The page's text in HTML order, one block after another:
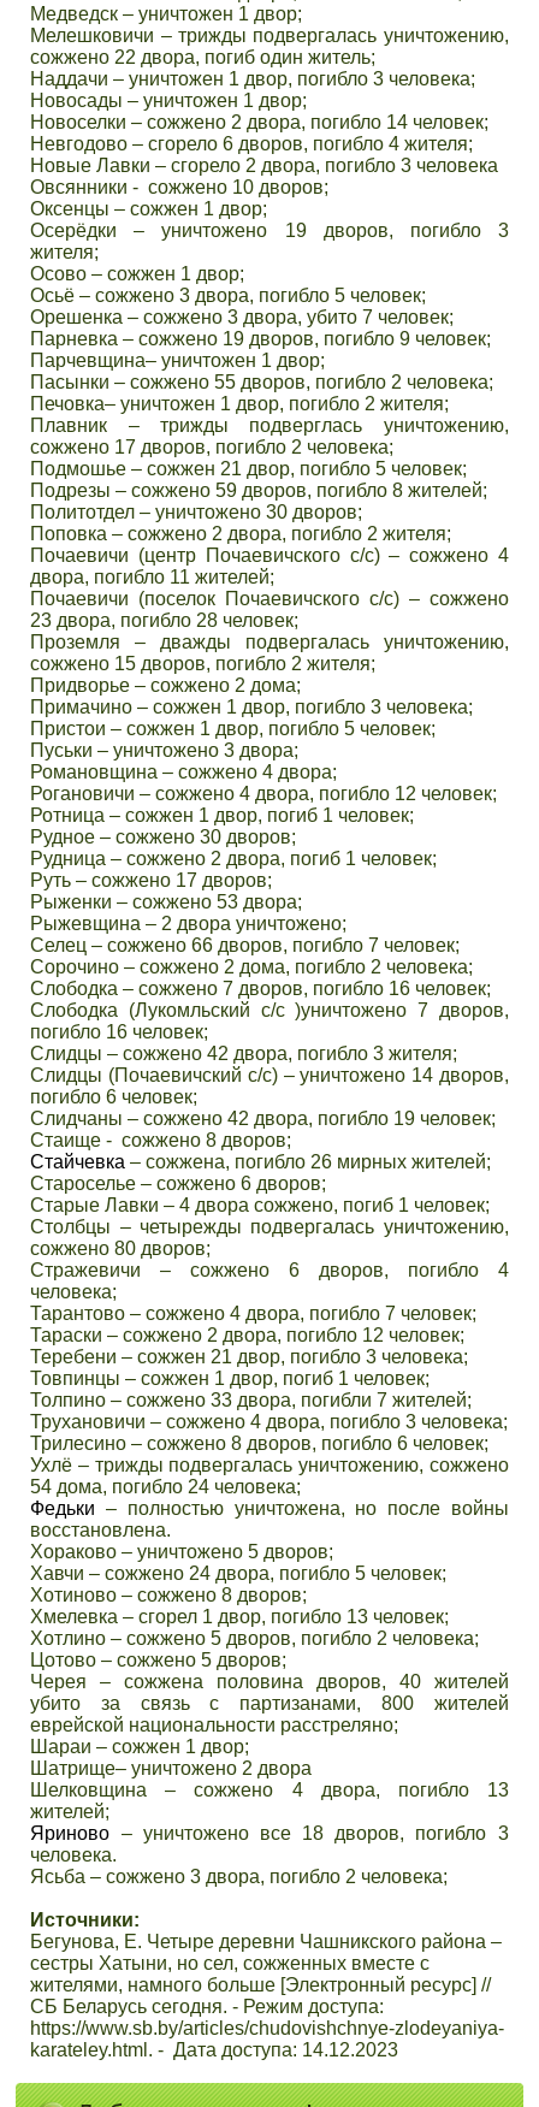
Медведск – уничтожен 1 двор;
Мелешковичи – трижды подвергалась уничтожению,
сожжено 22 двора, погиб один житель;
Наддачи – уничтожен 1 двор, погибло 3 человека;
Новосады – уничтожен 1 двор;
Новоселки – сожжено 2 двора, погибло 14 человек;
Невгодово – сгорело 6 дворов, погибло 4 жителя;
Новые Лавки – сгорело 2 двора, погибло 3 человека
Овсянники - сожжено 10 дворов;
Оксенцы – сожжен 1 двор;
Осерёдки – уничтожено 19 дворов, погибло 3
жителя;
Осово – сожжен 1 двор;
Осьё – сожжено 3 двора, погибло 5 человек;
Орешенка – сожжено 3 двора, убито 7 человек;
Парневка – сожжено 19 дворов, погибло 9 человек;
Парчевщина– уничтожен 1 двор;
Пасынки – сожжено 55 дворов, погибло 2 человека;
Печовка– уничтожен 1 двор, погибло 2 жителя;
Плавник – трижды подверглась уничтожению,
сожжено 17 дворов, погибло 2 человека;
Подмошье – сожжен 21 двор, погибло 5 человек;
Подрезы – сожжено 59 дворов, погибло 8 жителей;
Политотдел – уничтожено 30 дворов;
Поповка – сожжено 2 двора, погибло 2 жителя;
Почаевичи (центр Почаевичского с/с) – сожжено 4
двора, погибло 11 жителей;
Почаевичи (поселок Почаевичского с/с) – сожжено
23 двора, погибло 28 человек;
Проземля – дважды подвергалась уничтожению,
сожжено 15 дворов, погибло 2 жителя;
Придворье – сожжено 2 дома;
Примачино – сожжен 1 двор, погибло 3 человека;
Пристои – сожжен 1 двор, погибло 5 человек;
Пуськи – уничтожено 3 двора;
Романовщина – сожжено 4 двора;
Рогановичи – сожжено 4 двора, погибло 12 человек;
Ротница – сожжен 1 двор, погиб 1 человек;
Рудное – сожжено 30 дворов;
Рудница – сожжено 2 двора, погиб 1 человек;
Руть – сожжено 17 дворов;
Рыженки – сожжено 53 двора;
Рыжевщина – 2 двора уничтожено;
Селец – сожжено 66 дворов, погибло 7 человек;
Сорочино – сожжено 2 дома, погибло 2 человека;
Слободка – сожжено 7 дворов, погибло 16 человек;
Слободка (Лукомльский с/с )уничтожено 7 дворов,
погибло 16 человек;
Слидцы – сожжено 42 двора, погибло 3 жителя;
Слидцы (Почаевичский с/с) – уничтожено 14 дворов,
погибло 6 человек;
Слидчаны – сожжено 42 двора, погибло 19 человек;
Стаище - сожжено 8 дворов;
Стайчевка – сожжена, погибло 26 мирных жителей;
Староселье – сожжено 6 дворов;
Старые Лавки – 4 двора сожжено, погиб 1 человек;
Столбцы – четырежды подвергалась уничтожению,
сожжено 80 дворов;
Стражевичи – сожжено 6 дворов, погибло 4
человека;
Тарантово – сожжено 4 двора, погибло 7 человек;
Тараски – сожжено 2 двора, погибло 12 человек;
Теребени – сожжен 21 двор, погибло 3 человека;
Товпинцы – сожжен 1 двор, погиб 1 человек;
Толпино – сожжено 33 двора, погибли 7 жителей;
Трухановичи – сожжено 4 двора, погибло 3 человека;
Трилесино – сожжено 8 дворов, погибло 6 человек;
Ухлё – трижды подвергалась уничтожению, сожжено
54 дома, погибло 24 человека;
Федьки – полностью уничтожена, но после войны
восстановлена.
Хораково – уничтожено 5 дворов;
Хавчи – сожжено 24 двора, погибло 5 человек;
Хотиново – сожжено 8 дворов;
Хмелевка – сгорел 1 двор, погибло 13 человек;
Хотлино – сожжено 5 дворов, погибло 2 человека;
Цотово – сожжено 5 дворов;
Черея – сожжена половина дворов, 40 жителей
убито за связь с партизанами, 800 жителей
еврейской национальности расстреляно;
Шараи – сожжен 1 двор;
Шатрище– уничтожено 2 двора
Шелковщина – сожжено 4 двора, погибло 13
жителей;
Яриново – уничтожено все 18 дворов, погибло 3
человека.
Ясьба – сожжено 3 двора, погибло 2 человека;
Источники:
Бегунова, Е. Четыре деревни Чашникского района –
сестры Хатыни, но сел, сожженных вместе с
жителями, намного больше [Электронный ресурс] //
СБ Беларусь сегодня. - Режим доступа:
https://www.sb.by/articles/chudovishchnye-zlodeyaniya-
karateley.html. - Дата доступа: 14.12.2023